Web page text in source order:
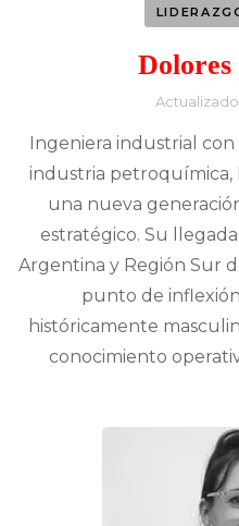
Ingeniera industrial
industria petroquímica,
una nueva
estratégico. Su
Argentina y Región Sur
punto de
históricamente
conocimiento